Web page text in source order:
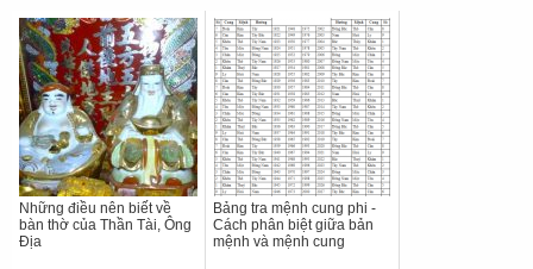
Những điều nên biết về
bàn thờ của Thần Tài, Ông
Địa
Bảng tra mệnh cung phi -
Cách phân biệt giữa bản
mệnh và mệnh cung